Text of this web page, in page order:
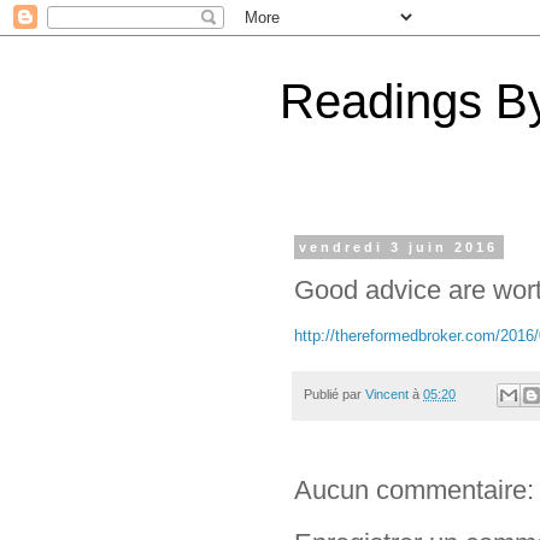
Readings
vendredi 3 juin 2016
Good advice are
http://thereformedbroker.com/
Publié par Vincent à 05:20
Aucun commentaire: